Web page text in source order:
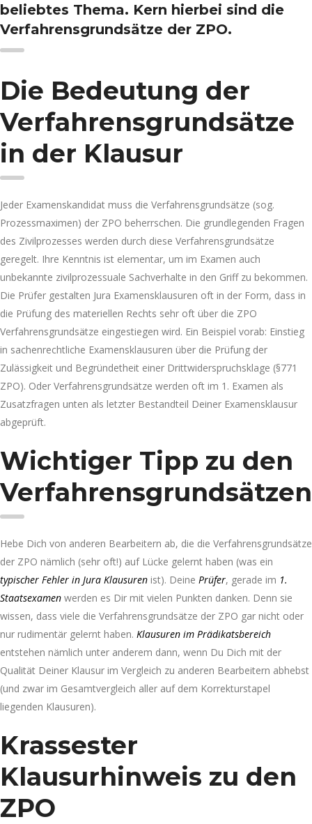
beliebtes Thema. Kern hierbei sind die
Verfahrensgrundsätze der ZPO.
Die Bedeutung der
Verfahrensgrundsätze
in der Klausur
Jeder Examenskandidat muss die Verfahrensgrundsätze (sog.
Prozessmaximen) der ZPO beherrschen. Die grundlegenden Fragen
des Zivilprozesses werden durch diese Verfahrensgrundsätze
geregelt. Ihre Kenntnis ist elementar, um im Examen auch
unbekannte zivilprozessuale Sachverhalte in den Griff zu bekommen.
Die Prüfer gestalten Jura Examensklausuren oft in der Form, dass in
die Prüfung des materiellen Rechts sehr oft über die ZPO
Verfahrensgrundsätze eingestiegen wird. Ein Beispiel vorab: Einstieg
in sachenrechtliche Examensklausuren über die Prüfung der
Zulässigkeit und Begründetheit einer Drittwiderspruchsklage (§771
ZPO). Oder Verfahrensgrundsätze werden oft im 1. Examen als
Zusatzfragen unten als letzter Bestandteil Deiner Examensklausur
abgeprüft.
Wichtiger Tipp zu den
Verfahrensgrundsätzen
Hebe Dich von anderen Bearbeitern ab, die die Verfahrensgrundsätze
der ZPO nämlich (sehr oft!) auf Lücke gelernt haben (was ein
typischer Fehler in Jura Klausuren ist). Deine Prüfer, gerade im 1.
Staatsexamen werden es Dir mit vielen Punkten danken. Denn sie
wissen, dass viele die Verfahrensgrundsätze der ZPO gar nicht oder
nur rudimentär gelernt haben. Klausuren im Prädikatsbereich
entstehen nämlich unter anderem dann, wenn Du Dich mit der
Qualität Deiner Klausur im Vergleich zu anderen Bearbeitern abhebst
(und zwar im Gesamtvergleich aller auf dem Korrekturstapel
liegenden Klausuren).
Krassester
Klausurhinweis zu den
ZPO